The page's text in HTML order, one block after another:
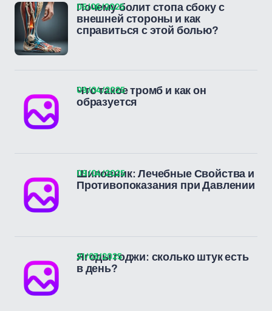
Почему болит стопа сбоку с
внешней стороны и как
справиться с этой болью?
05/06/2025
Что такое тромб и как он
образуется
09/04/2025
Шиповник: Лечебные Свойства и
Противопоказания при Давлении
09/04/2025
Ягоды годжи: сколько штук есть
в день?
21/03/2025